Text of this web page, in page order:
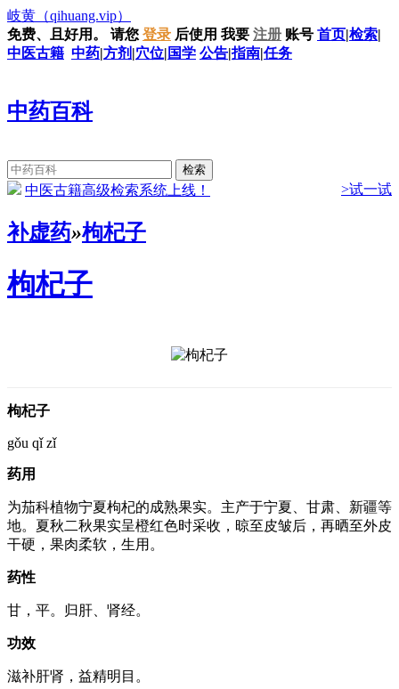
岐黄 （qihuang.vip）
免费、且好用。
请您 登录 后使用 我要 注册 账号 首页|检索|
中医古籍 中药|方剂 |穴位| 国学 公告|指南|任务
中药百科
中医古籍高级检索系统上线！ >试一试
补虚药»枸杞子
枸杞子
枸杞子
gǒu qǐ zǐ
药用
为茄科植物宁夏枸杞的成熟果实。主产于宁夏、甘肃、新疆等
地。夏秋二秋果实呈橙红色时采收，晾至皮皱后，再晒至外皮
干硬，果肉柔软，生用。
药性
甘，平。归肝、肾经。
功效
滋补肝肾，益精明目。